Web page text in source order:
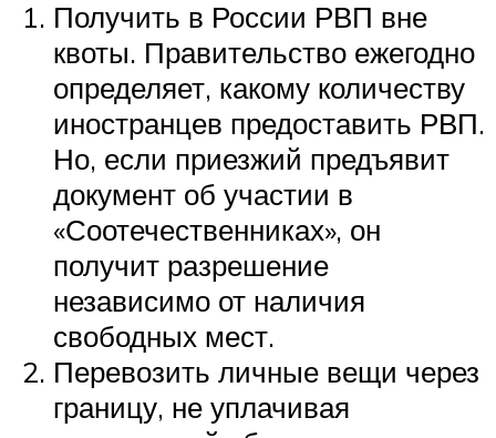
Получить в России РВП вне
квоты. Правительство ежегодно
определяет, какому количеству
иностранцев предоставить РВП.
Но, если приезжий предъявит
документ об участии в
«Соотечественниках», он
получит разрешение
независимо от наличия
свободных мест.
Перевозить личные вещи через
границу, не уплачивая